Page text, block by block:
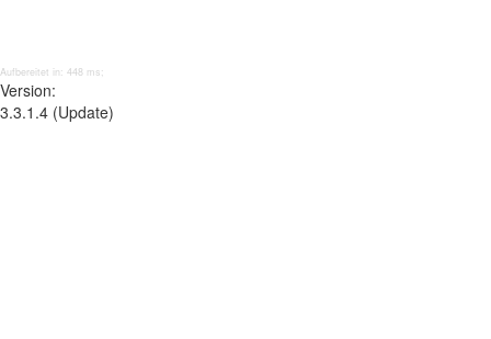
Aufbereitet in: 448 ms;
Version:
3.3.1.4 (Update)